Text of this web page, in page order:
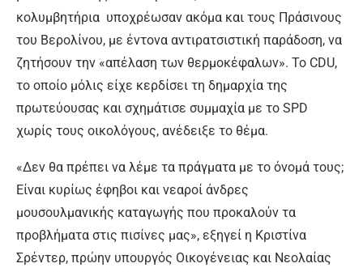
κολυμβητήρια υποχρέωσαν ακόμα και τους Πράσινους
του Βερολίνου, με έντονα αντιρατσιστική παράδοση, να
ζητήσουν την «απέλαση των θερμοκέφαλων». Το CDU,
το οποίο μόλις είχε κερδίσει τη δημαρχία της
πρωτεύουσας και σχημάτισε συμμαχία με το SPD
χωρίς τους οικολόγους, ανέδειξε το θέμα.
«Δεν θα πρέπει να λέμε τα πράγματα με το όνομά τους;
Είναι κυρίως έφηβοι και νεαροί άνδρες
μουσουλμανικής καταγωγής που προκαλούν τα
προβλήματα στις πισίνες μας», εξηγεί η Κριστίνα
Σρέντερ, πρώην υπουργός Οικογένειας και Νεολαίας